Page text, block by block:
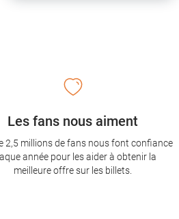
Les fans nous aiment
2,5 millions de fans nous font confiance
année pour les aider à obtenir la
meilleure offre sur les billets.